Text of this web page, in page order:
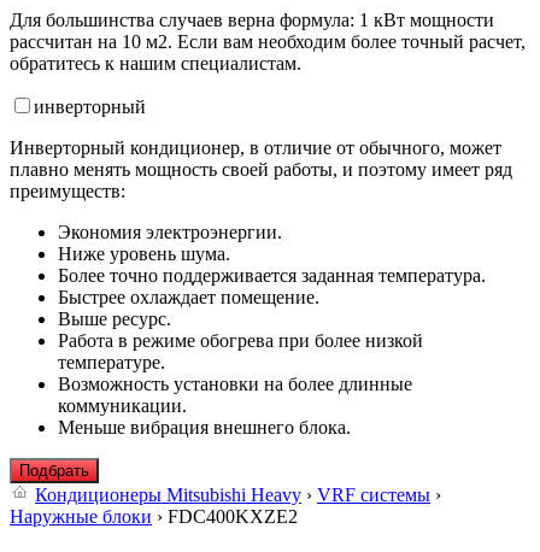
Для большинства случаев верна формула: 1 кВт мощности
рассчитан на 10 м2. Если вам необходим более точный расчет,
обратитесь к нашим специалистам.
инверторный
Инверторный кондиционер, в отличие от обычного, может
плавно менять мощность своей работы, и поэтому имеет ряд
преимуществ:
Экономия электроэнергии.
Ниже уровень шума.
Более точно поддерживается заданная температура.
Быстрее охлаждает помещение.
Выше ресурс.
Работа в режиме обогрева при более низкой
температуре.
Возможность установки на более длинные
коммуникации.
Меньше вибрация внешнего блока.
Подбрать
Кондиционеры Mitsubishi Heavy › VRF системы ›
Наружные блоки › FDC400KXZE2